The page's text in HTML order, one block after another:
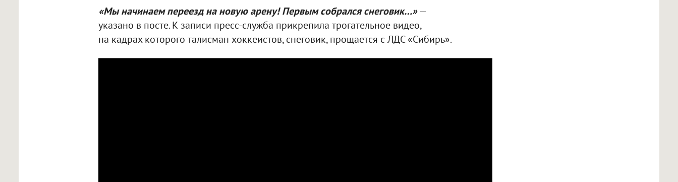
«Мы начинаем переезд на новую арену! Первым собрался снеговик…»—
указано в посте. К записи пресс-служба прикрепила трогательное видео,
на кадрах которого талисман хоккеистов, снеговик, прощается с ЛДС «Сибирь».